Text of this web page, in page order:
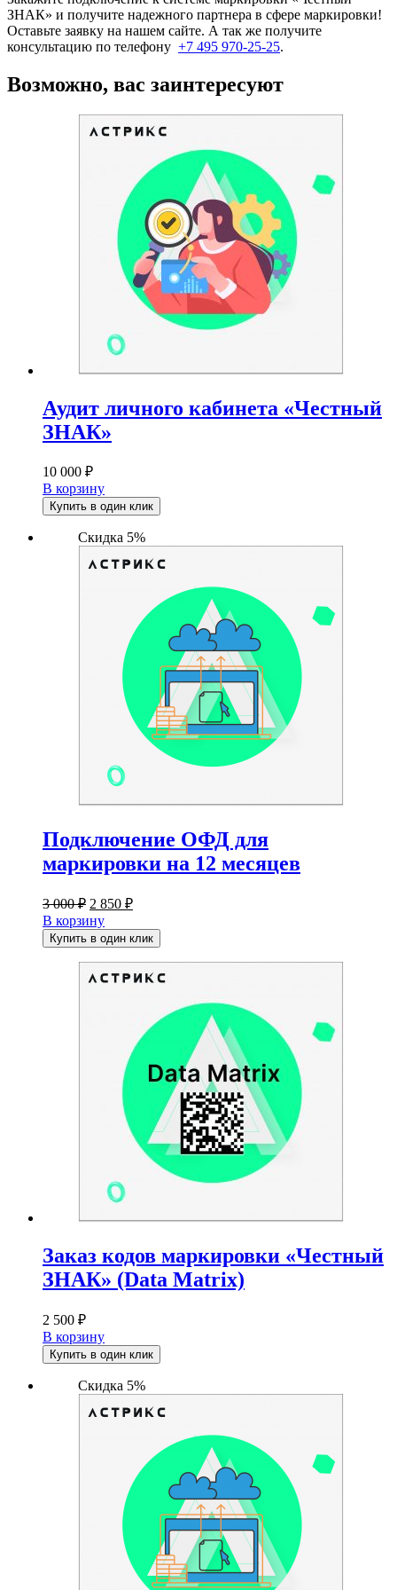
ЗНАК» и получите надежного партнера в сфере маркировки!
Оставьте заявку на нашем сайте. А так же получите
консультацию по телефону +7 495 970-25-25.
Возможно, вас заинтересуют
Аудит личного кабинета «Честный
ЗНАК»
10 000 ₽
В корзину
Купить в один клик
Скидка 5%
Подключение ОФД для
маркировки на 12 месяцев
3 000₽ Первоначальная
цена
составляла
3
000 ₽.
2 850 ₽Текущая
2
850 ₽.
В корзину
Купить в один клик
Заказ кодов маркировки «Честный
ЗНАК» (Data Matrix)
2 500 ₽
В корзину
Купить в один клик
Скидка 5%